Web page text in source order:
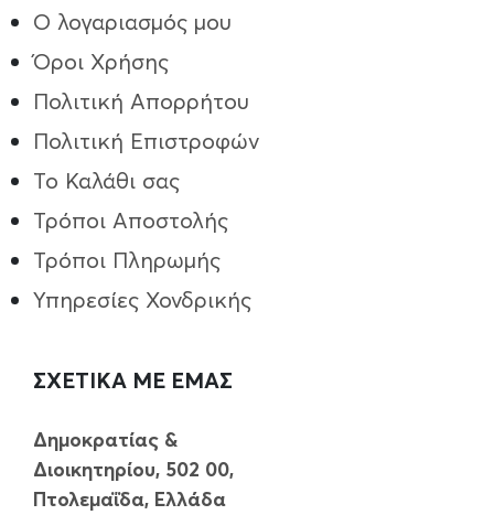
Ο λογαριασμός μου
Όροι Χρήσης
Πολιτική Απορρήτου
Πολιτική Επιστροφών
Το Καλάθι σας
Τρόποι Aποστολής
Τρόποι Πληρωμής
Υπηρεσίες Χονδρικής
ΣΧΕΤΙΚΑ ΜΕ ΕΜΑΣ
Δημοκρατίας &
Διοικητηρίου, 502 00,
Πτολεμαΐδα, Ελλάδα